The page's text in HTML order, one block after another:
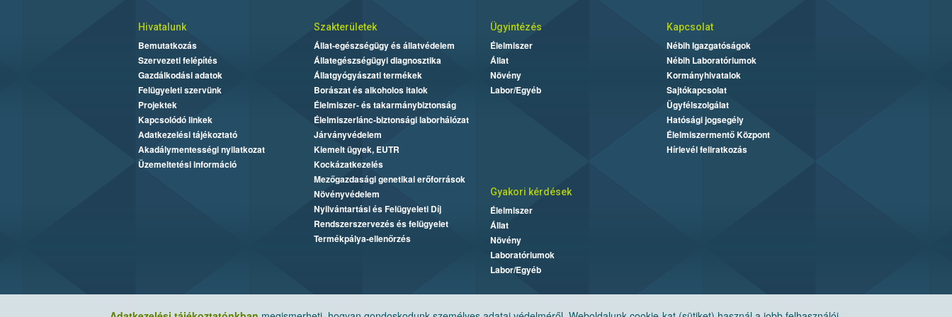
Hivatalunk
Bemutatkozás
Szervezeti felépítés
Gazdálkodási adatok
Felügyeleti szervünk
Projektek
Kapcsolódó linkek
Adatkezelési tájékoztató
Akadálymentességi nyilatkozat
Üzemeltetési információ
Szakterületek
Állat-egészségügy és állatvédelem
Állategészségügyi diagnosztika
Állatgyógyászati termékek
Borászat és alkoholos italok
Élelmiszer- és takarmánybiztonság
Élelmiszerlánc-biztonsági laborhálózat
Járványvédelem
Kiemelt ügyek, EUTR
Kockázatkezelés
Mezőgazdasági genetikai erőforrások
Növényvédelem
Nyilvántartási és Felügyeleti Díj
Rendszerszervezés és felügyelet
Termékpálya-ellenőrzés
Ügyintézés
Élelmiszer
Állat
Növény
Labor/Egyéb
Kapcsolat
Nébih Igazgatóságok
Nébih Laboratóriumok
Kormányhivatalok
Sajtókapcsolat
Ügyfélszolgálat
Hatósági jogsegély
Élelmiszermentő Központ
Hírlevél feliratkozás
Gyakori kérdések
Élelmiszer
Állat
Növény
Laboratóriumok
Labor/Egyéb